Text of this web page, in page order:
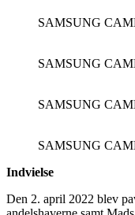
SAMSUNG
SAMSUNG
SAMSUNG
SAMSUNG
Indvielse
Den 2. april 2022 blev